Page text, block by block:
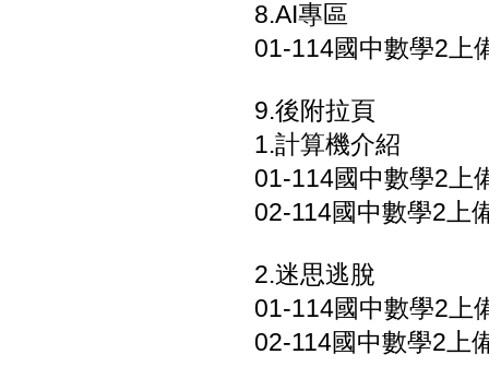
8.AI專區
01-114國中數學2上
9.後附拉頁
1.計算機介紹
01-114國中數學2上
02-114國中數學2上
2.迷思逃脫
01-114國中數學2上
02-114國中數學2上